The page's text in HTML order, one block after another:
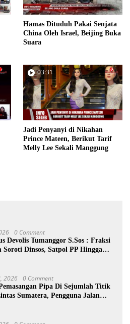
Hamas Dituduh Pakai Senjata
China Oleh Israel, Beijing Buka
Suara
03:31
Jadi Penyanyi di Nikahan
Prince Mateen, Berikut Tarif
Melly Lee Sekali Manggung
0 Comment
Devolis Tumanggor S.Sos : Fraksi
Soroti Dinsos, Satpol PP Hingga
2026 0 Comment
Pipa Di Sejumlah Titik
Sumatera, Pengguna Jalan